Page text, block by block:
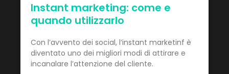
Instant marketing: come e
quando utilizzarlo
Con l’avvento dei social, l’instant marketinf è
diventato uno dei migliori modi di attirare e
incanalare l’attenzione del cliente.